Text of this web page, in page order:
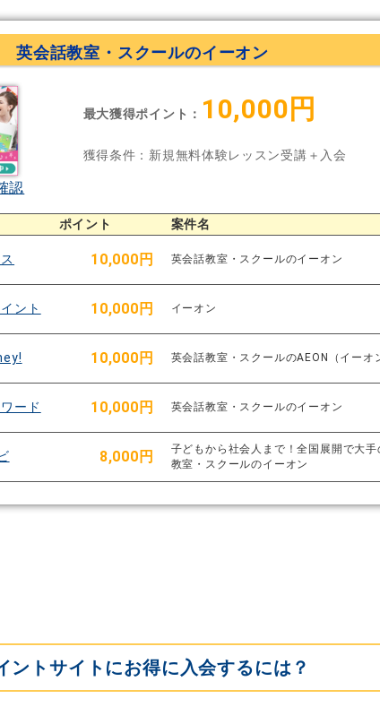
英会話教室・スクールのイーオン
認
最大獲得ポイント： 10,000円
獲得条件：新規無料体験レッスン受講＋入会
ポイント 案件名
10,000円 英会話教室・スクールのイーオン
ント 10,000円 イーオン
10,000円 英会話教室・スクールのAEON（イーオ
ード 10,000円 英会話教室・スクールのイーオン
8,000円
子どもから社会人まで！全国展開で大手
教室・スクールのイーオン
ントサイトにお得に入会するには？